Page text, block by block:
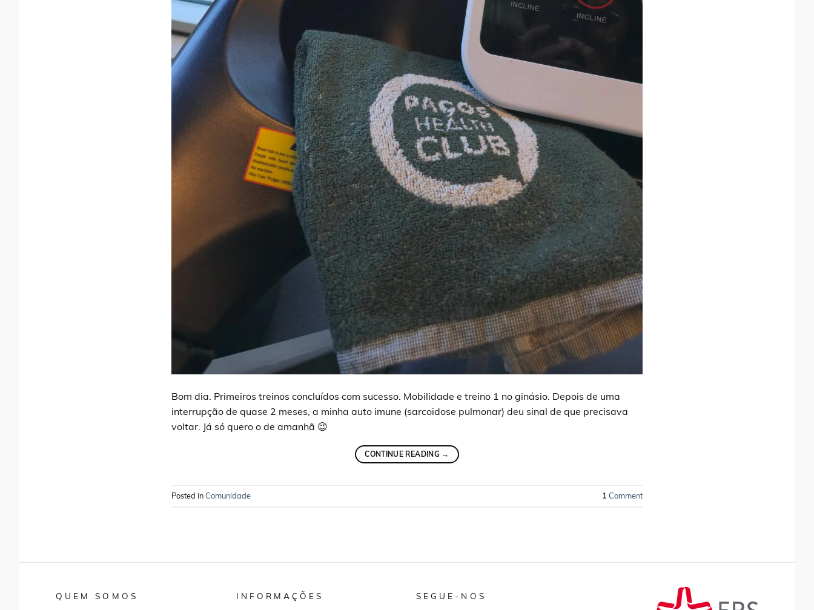
Bom dia. Primeiros treinos concluídos com sucesso. Mobilidade e treino 1 no ginásio. Depois de uma
interrupção de quase 2 meses, a minha auto imune (sarcoidose pulmonar) deu sinal de que precisava
voltar. Já só quero o de amanhã 😉
CONTINUE READING →
Posted inComunidade 1 Comment
QUEM SOMOS INFORMAÇÕES SEGUE-NOS